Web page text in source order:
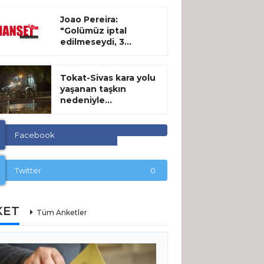
Joao Pereira:
"Golümüz iptal
edilmeseydi, 3...
Tokat-Sivas kara yolu
yaşanan taşkın
nedeniyle...
Facebook
Twitter 0
Tüm Anketler